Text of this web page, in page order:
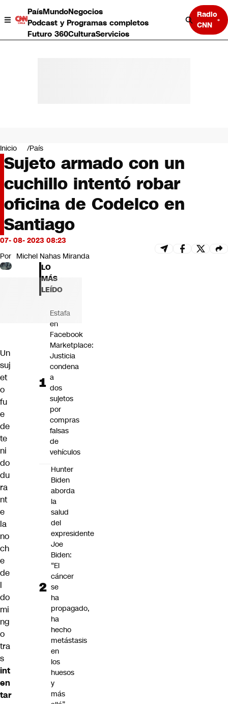
PaísMundoNegocios
Podcast y Programas completos
Futuro 360CulturaServicios
Radio
CNN
Negocios
Deportes
Programas completos
Cultura
Servicios
Bits
CNN tiempo
Futuro 360
Inicio País
Sujeto armado con un
cuchillo intentó robar
oficina de Codelco en
Santiago
07- 08- 2023 08:23
Por Michel Nahas Miranda
Un
suj
et
o
fu
e
de
te
ni
do
du
ra
nt
e
la
no
ch
e
de
l
do
mi
ng
o
tra
s
int
en
tar
LO
MÁS
LEÍDO
Estafa
en
Facebook
Marketplace:
Justicia
condena
a
dos
sujetos
por
compras
falsas
de
vehículos
Hunter
Biden
aborda
la
salud
del
expresidente
Joe
Biden:
“El
cáncer
se
ha
propagado,
ha
hecho
metástasis
en
los
huesos
y
más